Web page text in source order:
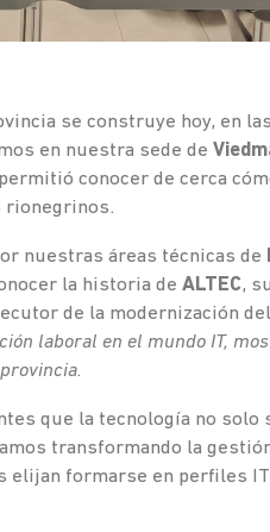
se construye hoy, en
en nuestra sede de
conocer de cerca
rionegrinos.
nuestras áreas técnicas de
la historia de ALTEC,
de la modernización
laboral en el mundo IT,
que la tecnología no solo
transformando la
formarse en perfiles